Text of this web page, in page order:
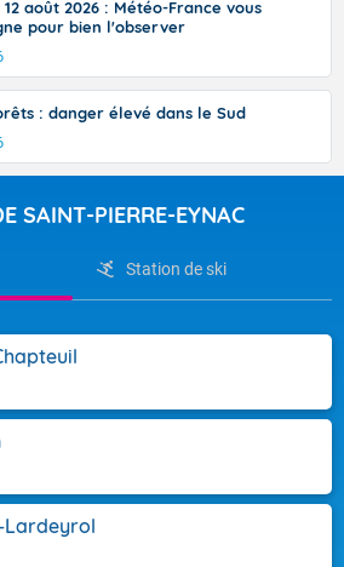
12 août 2026 : Météo-France vous
pour bien l'observer
: danger élevé dans le Sud
SAINT-PIERRE-EYNAC
Station de ski
Lardeyrol